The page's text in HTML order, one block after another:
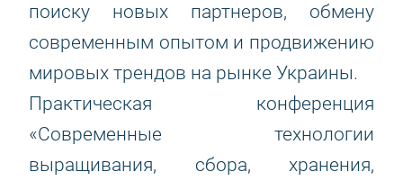
поиску новых партнеров, обмену
современным опытом и продвижению
мировых трендов на рынке Украины.
Практическая конференция
«Современные технологии
выращивания, сбора, хранения,